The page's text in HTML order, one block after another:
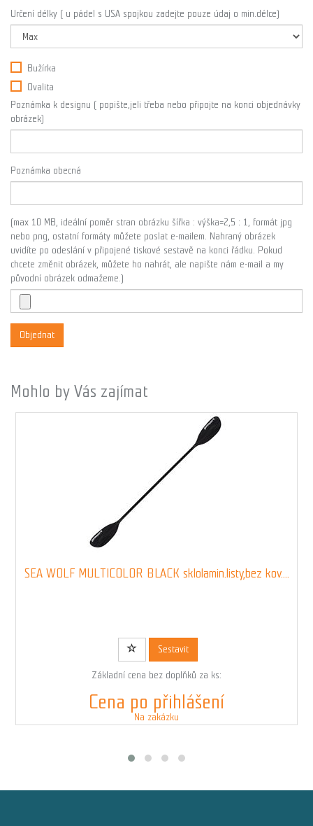
Určení délky ( u pádel s USA spojkou zadejte pouze údaj o min.délce)
Bužírka
Ovalita
Poznámka k designu ( popište,jeli třeba nebo připojte na konci objednávky
obrázek)
Poznámka obecná
(max 10 MB, ideální poměr stran obrázku šířka : výška=2,5 : 1, formát jpg
nebo png, ostatní formáty můžete poslat e-mailem. Nahraný obrázek
uvidíte po odeslání v připojené tiskové sestavě na konci řádku. Pokud
chcete změnit obrázek, můžete ho nahrát, ale napište nám e-mail a my
původní obrázek odmažeme.)
Objednat
Mohlo by Vás zajímat
SEA WOLF MULTICOLOR BLACK sklolamin.listy,bez kov....
Kód: 00823BLACKN01039
Sestavit
Základní cena bez doplňků za ks:
Cena po přihlášení
Na zakázku